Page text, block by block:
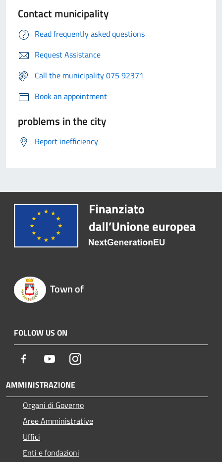
Contact municipality
Read frequently asked questions
Request Assistance
Call the municipality 075 92371
Book an appointment
problems in the city
Report inefficiency
Town of
FOLLOW US ON
Facebook YoutubeInstagram
AMMINISTRAZIONE
Organi di Governo
Aree Amministrative
Uffici
Enti e fondazioni